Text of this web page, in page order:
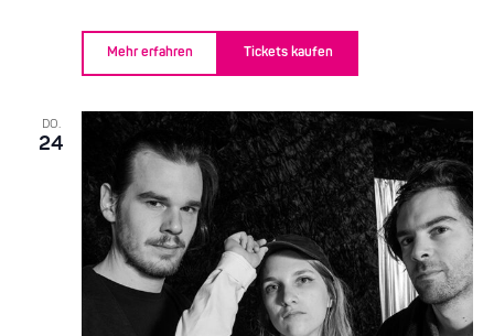
Mehr erfahren Tickets kaufen
DO.
24